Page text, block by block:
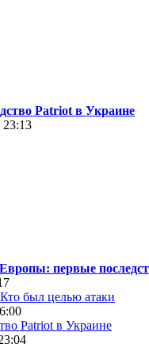
Patriot в Украине
23:13
первые
был целью атаки
Patriot в Украине